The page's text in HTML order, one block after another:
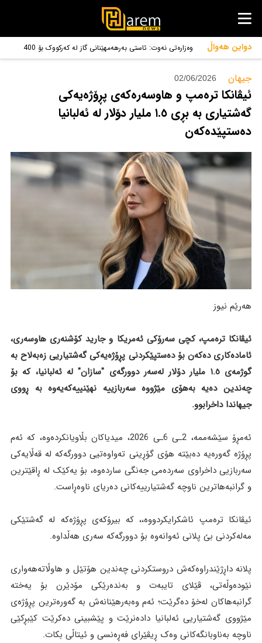
دواین هەواڵ
وەزارەتی نەوت: ئاستی بەرهەمهێنانی گاز لە کەرکووک بۆ 400
ملیۆن پێ سێجا بەرز دەکرێتەوە
جیهان‌ 02/06/2026
ئیڤانکا ترەمپ و هاوسەرەکەی پڕۆژەیەکی
گەشتیاری بە بڕی ١.٥ ملیار دۆلار لە ئەلبانیا
دەستپێدەکەن
هەرێم نیوز
ئیڤانکا ترەمپ، کچی سەرۆکی ئەمریکا و جارید کۆشنەری هاوسەری،
ئامادەکاری دەکەن بۆ دەستپێکردنی پڕۆژەیەکی گەشتیاریی زەبەلاح بە
گوژمەی ١.٥ ملیار دۆلار لەسەر دوورگەی "سازان" لە ئەلبانیا، کە بۆ
چەندین دەیە بەهۆی مێژووە سەربازییە نهێنییەکەیەوە بە ڕووی
جیهاندا داخرابوو.
ئەمڕۆ سێشەممە، 2ـی 6ـی 2026، میدیاکان بڵاویانکردەوە، کە ئەم
پڕۆژە گەورەیە دەبێتە هۆی گۆڕینی تەواوەتیی دوورگەکە لە قەڵایەکی
سەربازیی داخراوی سەردەمی جەنگی ساردەوە، بۆ یەکێک لە ڕاقێترین
و گرانبەهاترین ناوچە گەشتیارییەکانی دەریای ناوەڕاست.
ئیڤانکا ترەمپ ئاشکرایکردووە،، کە بیرۆکەی پڕۆژەکە لە گەشتێکی
مەلەکردنی بێ پلانی ئەوانەوە بۆ دوورگەکە سەری هەڵداوە.
پلانە داڕژێندراوەکەش دروستکردنی چەندین هۆتێل و هاوڵاتەهەواری
نێودەوڵەتی، ڤێلای تایبەت و بەندەرێکی مۆدێرن بۆ یەختە
گرانبەهاکان لەخۆ دەگرێت؛ ئەم وەبەرهێنانەش بە گەورەترین پڕۆژەی
مێژووی گەشتیاریی ئەلبانیا دادەنرێت و پێشبینی دەکرێت کێبڕکێی
ناوچە بەناوبانگەکانی وەک ڕیڤێرای فەڕەنسی و ئیتاڵی بکات.